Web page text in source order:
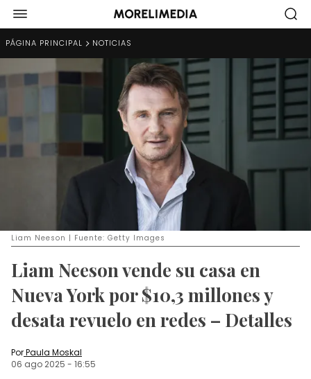
PÁGINA PRINCIPAL NOTICIAS
Liam Neeson | Fuente: Getty Images
Liam Neeson vende su casa en
Nueva York por $10,3 millones y
desata revuelo en redes – Detalles
PorPaula Moskal
06 ago 2025 - 16:55